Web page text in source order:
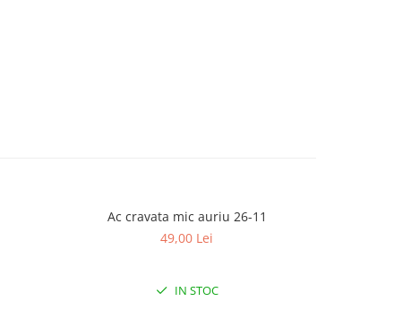
Ac cravata mic auriu 26-11
49,00 Lei
IN STOC